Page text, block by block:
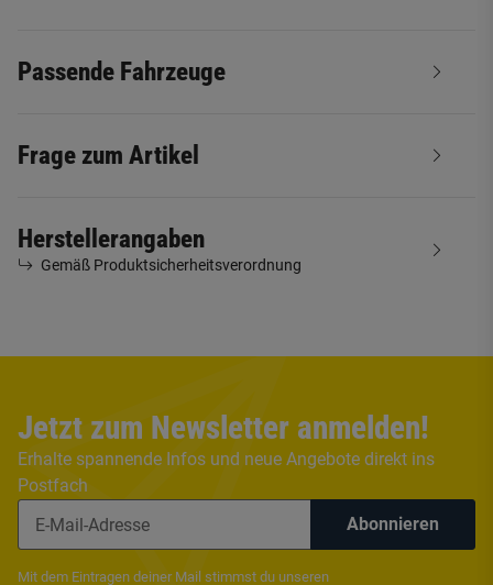
Passende Fahrzeuge
Frage zum Artikel
Herstellerangaben
Gemäß Produktsicherheitsverordnung
Jetzt zum Newsletter anmelden!
Erhalte spannende Infos und neue Angebote direkt ins
Postfach
Abonnieren
Mit dem Eintragen deiner Mail stimmst du unseren